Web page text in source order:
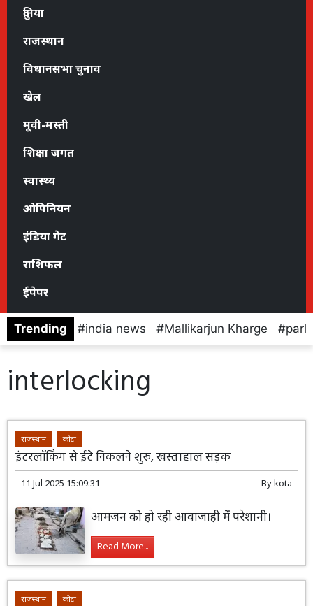
दुनिया
राजस्थान
विधानसभा चुनाव
खेल
मूवी-मस्ती
शिक्षा जगत
स्वास्थ्य
ओपिनियन
इंडिया गेट
राशिफल
ईपेपर
Trending india news Mallikarjun Kharge
interlocking
राजस्थान कोटा
इंटरलॉकिंग से ईटे निकलने शुरू, खस्ताहाल सड़क
11 Jul 2025 15:09:31 Bykota
आमजन को हो रही आवाजाही में परेशानी।
Read More...
राजस्थान कोटा